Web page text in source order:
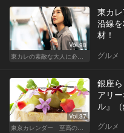
Vol.98
東カレの素敵な大人に必要なこと
東カ
沿線
材！
グルメ
Vol.37
東京カレンダー 至高の名店シリーズ
銀座
アリ
ル』（
グルメ